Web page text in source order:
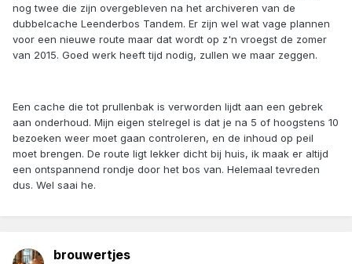
nog twee die zijn overgebleven na het archiveren van de
dubbelcache Leenderbos Tandem. Er zijn wel wat vage plannen
voor een nieuwe route maar dat wordt op z'n vroegst de zomer
van 2015. Goed werk heeft tijd nodig, zullen we maar zeggen.
Een cache die tot prullenbak is verworden lijdt aan een gebrek
aan onderhoud. Mijn eigen stelregel is dat je na 5 of hoogstens 10
bezoeken weer moet gaan controleren, en de inhoud op peil
moet brengen. De route ligt lekker dicht bij huis, ik maak er altijd
een ontspannend rondje door het bos van. Helemaal tevreden
dus. Wel saai he.
brouwertjes